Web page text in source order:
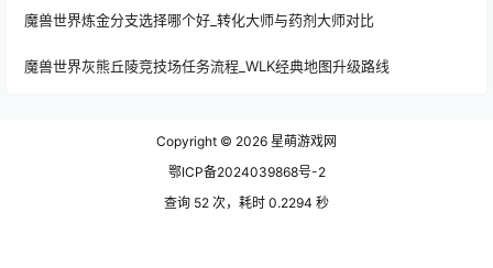
魔兽世界炼金分支选择哪个好_转化大师与药剂大师对比
魔兽世界灰熊丘陵竞技场任务流程_WLK经典地图升级路线
Copyright © 2026 星萌游戏网
鄂ICP备2024039868号-2
查询 52 次，耗时 0.2294 秒